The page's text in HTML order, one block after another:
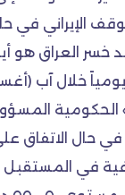
الإيراني
العراق هو
أخيراً، إلى نحو ٤.٦٣٨
رئيس شركة «سومو»
في حال
في